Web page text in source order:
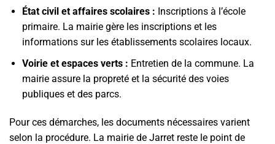
État civil et affaires scolaires : Inscriptions à l’école
primaire. La mairie gère les inscriptions et les
informations sur les établissements scolaires locaux.
Voirie et espaces verts : Entretien de la commune. La
mairie assure la propreté et la sécurité des voies
publiques et des parcs.
Pour ces démarches, les documents nécessaires varient
selon la procédure. La mairie de Jarret reste le point de